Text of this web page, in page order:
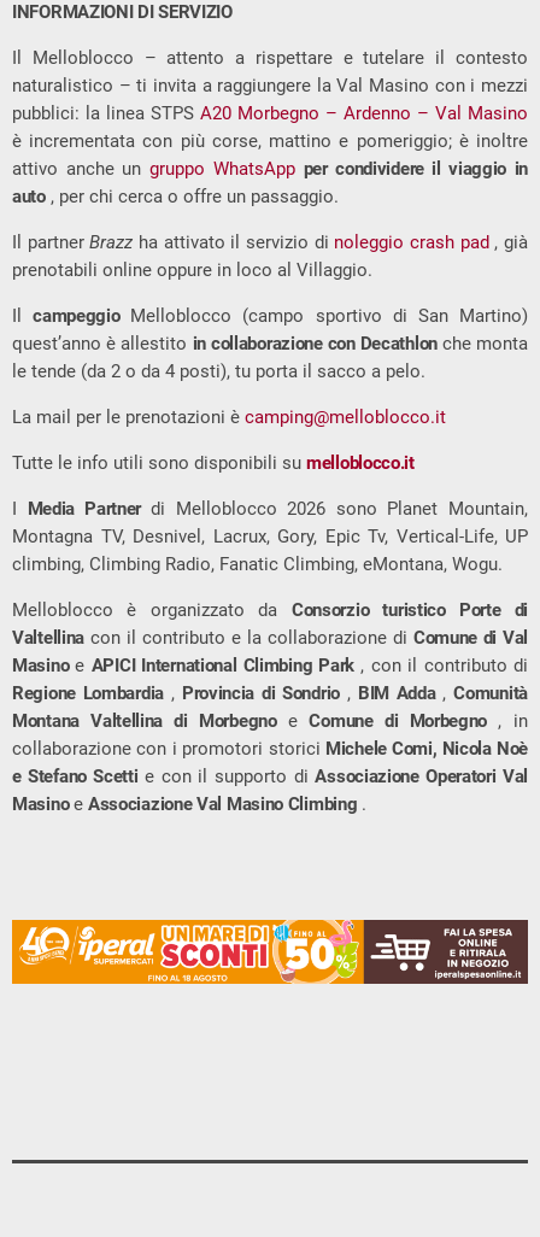
INFORMAZIONI DI SERVIZIO
Il Melloblocco – attento a rispettare e tutelare il contesto
naturalistico – ti invita a raggiungere la Val Masino con i mezzi
pubblici: la linea STPS A20 Morbegno – Ardenno – Val Masino
è incrementata con più corse, mattino e pomeriggio; è inoltre
attivo anche ungruppo WhatsApp per condividere il viaggio in
auto , per chi cerca o offre un passaggio.
Il partnerBrazz ha attivato il servizio di noleggio crash pad , già
prenotabili online oppure in loco al Villaggio.
Ilcampeggio Melloblocco (campo sportivo di San Martino)
quest’anno è allestito in collaborazione con Decathlon che monta
le tende (da 2 o da 4 posti), tu porta il sacco a pelo.
La mail per le prenotazioni è camping@melloblocco.it
Tutte le info utili sono disponibili su melloblocco.it
Media Partnerdi Melloblocco 2026 sono Planet Mountain,
Montagna TV, Desnivel, Lacrux, Gory, Epic Tv, Vertical-Life, UP
climbing, Climbing Radio, Fanatic Climbing, eMontana, Wogu.
Melloblocco è organizzato da Consorzio turistico Porte di
Valtellina con il contributo e la collaborazione di Comune di Val
Masinoe APICI International Climbing Park , con il contributo di
Regione Lombardia , Provincia di Sondrio , BIM Adda ,Comunità
Montana Valtellina di Morbegno eComune di Morbegno , in
collaborazione con i promotori storici Michele Comi, Nicola Noè
e Stefano Scetti e con il supporto diAssociazione Operatori Val
Masinoe Associazione Val Masino Climbing .